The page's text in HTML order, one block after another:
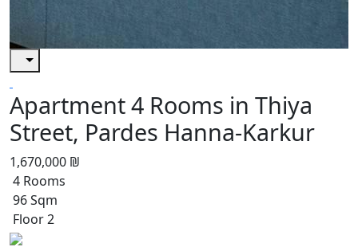
Apartment 4 Rooms in Thiya
Street, Pardes Hanna-Karkur
1,670,000 ₪
4 Rooms
96 Sqm
Floor 2